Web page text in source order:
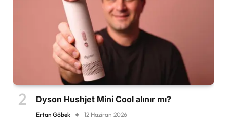
Dyson Hushjet Mini Cool alınır mı?
Ertan Göbek 12 Haziran 2026